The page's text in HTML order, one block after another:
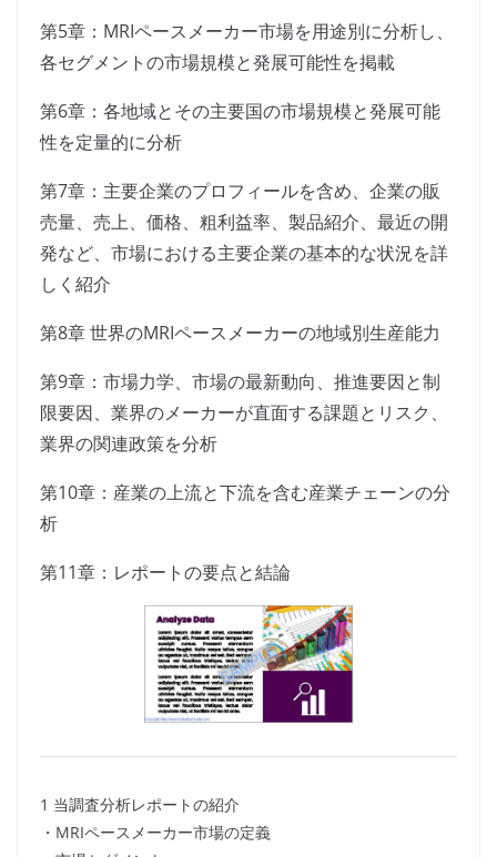
第5章：MRIペースメーカー市場を用途別に分析し、
各セグメントの市場規模と発展可能性を掲載
第6章：各地域とその主要国の市場規模と発展可能
性を定量的に分析
第7章：主要企業のプロフィールを含め、企業の販
売量、売上、価格、粗利益率、製品紹介、最近の開
発など、市場における主要企業の基本的な状況を詳
しく紹介
第8章 世界のMRIペースメーカーの地域別生産能力
第9章：市場力学、市場の最新動向、推進要因と制
限要因、業界のメーカーが直面する課題とリスク、
業界の関連政策を分析
第10章：産業の上流と下流を含む産業チェーンの分
析
第11章：レポートの要点と結論
1 当調査分析レポートの紹介
・MRIペースメーカー市場の定義